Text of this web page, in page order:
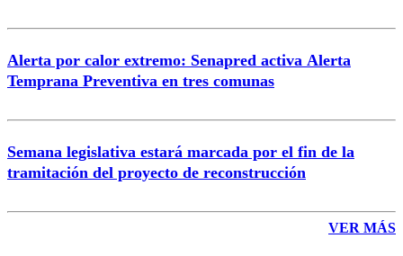
Alerta por calor extremo: Senapred activa Alerta
Temprana Preventiva en tres comunas
Semana legislativa estará marcada por el fin de la
tramitación del proyecto de reconstrucción
VER MÁS